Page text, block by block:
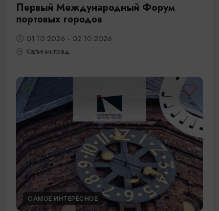
Первый Международный Форум
портовых городов
01.10.2026 - 02.10.2026
Калининград
САМОЕ ИНТЕРЕСНОЕ